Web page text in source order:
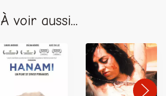
À voir aussi...